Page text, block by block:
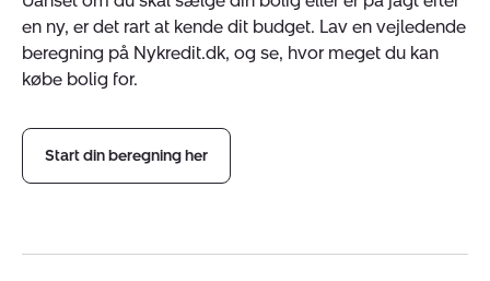
en ny, er det rart at kende dit budget. Lav en vejledende
beregning på Nykredit.dk, og se, hvor meget du kan
købe bolig for.
Start din beregning her